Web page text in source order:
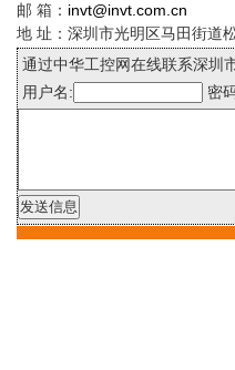
邮 箱： invt@invt.com.cn
地 址：深圳市光明区马田街道
通过中华工控网在线联系深圳
用户名:
密